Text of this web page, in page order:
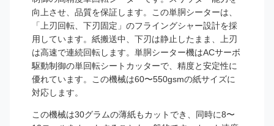
向上させ、品質を保証します。この単胴シーターは、
「上刃回転、下刃固定」のフライングシャー設計を採
用しています。紙搬送中、下刃は静止したまま、上刃
は高速で連続回転します。単胴シーター機はACサーボ
駆動制御の単回転シートカッターで、精度と安定性に
優れています。この機械は60〜550gsmの紙サイズに
対応します。
この機械は30グラムの薄紙もカットでき、同時に8〜